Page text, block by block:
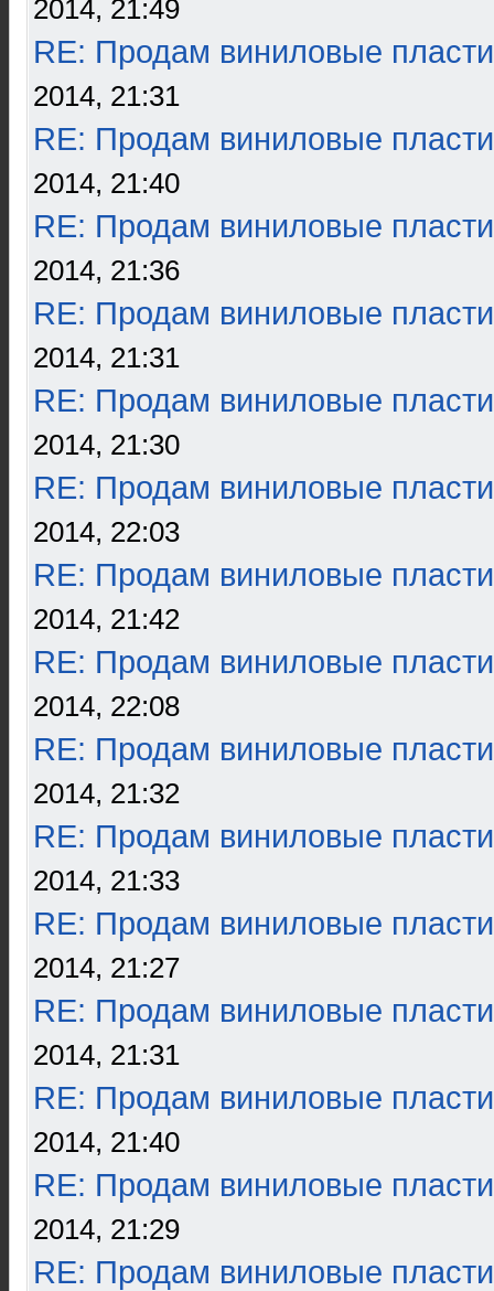
2014, 21:49
RE: Продам виниловые
2014, 21:31
RE: Продам виниловые
2014, 21:40
RE: Продам виниловые
2014, 21:36
RE: Продам виниловые
2014, 21:31
RE: Продам виниловые
2014, 21:30
RE: Продам виниловые
2014, 22:03
RE: Продам виниловые
2014, 21:42
RE: Продам виниловые
2014, 22:08
RE: Продам виниловые
2014, 21:32
RE: Продам виниловые
2014, 21:33
RE: Продам виниловые
2014, 21:27
RE: Продам виниловые
2014, 21:31
RE: Продам виниловые
2014, 21:40
RE: Продам виниловые
2014, 21:29
RE: Продам виниловые